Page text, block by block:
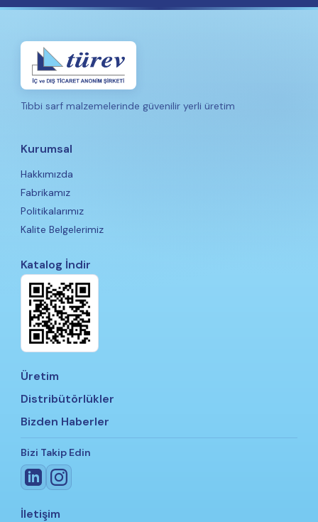
Tıbbi sarf malzemelerinde güvenilir yerli üretim
Kurumsal
Hakkımızda
Fabrikamız
Politikalarımız
Kalite Belgelerimiz
Katalog İndir
Üretim
Distribütörlükler
Bizden Haberler
Bizi Takip Edin
İletişim